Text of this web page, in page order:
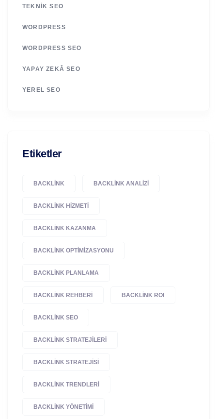
TEKNIK SEO
WORDPRESS
WORDPRESS SEO
YAPAY ZEKÂ SEO
YEREL SEO
Etiketler
BACKLINK BACKLINK ANALIZI
BACKLINK HIZMETI
BACKLINK KAZANMA
BACKLINK OPTIMIZASYONU
BACKLINK PLANLAMA
BACKLINK REHBERI BACKLINK ROI
BACKLINK SEO
BACKLINK STRATEJILERI
BACKLINK STRATEJISI
BACKLINK TRENDLERI
BACKLINK YÖNETIMI